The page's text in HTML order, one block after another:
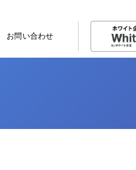
お問い合わせ